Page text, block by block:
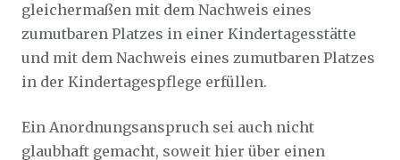
gleichermaßen mit dem Nachweis eines
zumutbaren Platzes in einer Kindertagesstätte
und mit dem Nachweis eines zumutbaren Platzes
in der Kindertagespflege erfüllen.
Ein Anordnungsanspruch sei auch nicht
glaubhaft gemacht, soweit hier über einen